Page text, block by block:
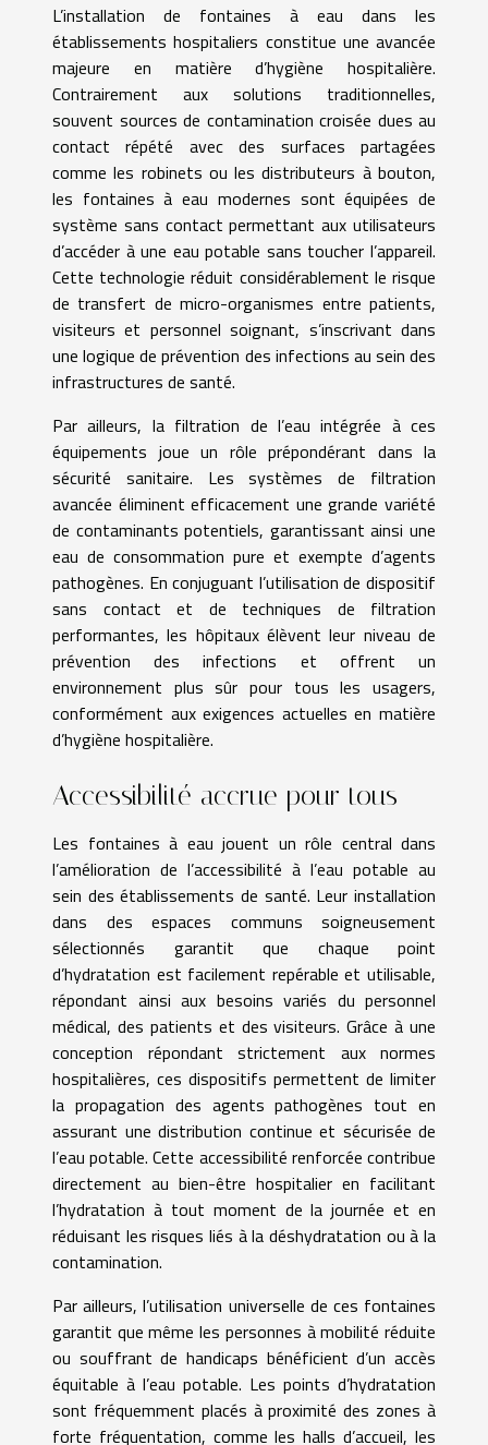
L’installation de fontaines à eau dans les
établissements hospitaliers constitue une avancée
majeure en matière d’hygiène hospitalière.
Contrairement aux solutions traditionnelles,
souvent sources de contamination croisée dues au
contact répété avec des surfaces partagées
comme les robinets ou les distributeurs à bouton,
les fontaines à eau modernes sont équipées de
système sans contact permettant aux utilisateurs
d’accéder à une eau potable sans toucher l’appareil.
Cette technologie réduit considérablement le risque
de transfert de micro-organismes entre patients,
visiteurs et personnel soignant, s’inscrivant dans
une logique de prévention des infections au sein des
infrastructures de santé.
Par ailleurs, la filtration de l’eau intégrée à ces
équipements joue un rôle prépondérant dans la
sécurité sanitaire. Les systèmes de filtration
avancée éliminent efficacement une grande variété
de contaminants potentiels, garantissant ainsi une
eau de consommation pure et exempte d’agents
pathogènes. En conjuguant l’utilisation de dispositif
sans contact et de techniques de filtration
performantes, les hôpitaux élèvent leur niveau de
prévention des infections et offrent un
environnement plus sûr pour tous les usagers,
conformément aux exigences actuelles en matière
d’hygiène hospitalière.
Accessibilité accrue pour tous
Les fontaines à eau jouent un rôle central dans
l’amélioration de l’accessibilité à l’eau potable au
sein des établissements de santé. Leur installation
dans des espaces communs soigneusement
sélectionnés garantit que chaque point
d’hydratation est facilement repérable et utilisable,
répondant ainsi aux besoins variés du personnel
médical, des patients et des visiteurs. Grâce à une
conception répondant strictement aux normes
hospitalières, ces dispositifs permettent de limiter
la propagation des agents pathogènes tout en
assurant une distribution continue et sécurisée de
l’eau potable. Cette accessibilité renforcée contribue
directement au bien-être hospitalier en facilitant
l’hydratation à tout moment de la journée et en
réduisant les risques liés à la déshydratation ou à la
contamination.
Par ailleurs, l’utilisation universelle de ces fontaines
garantit que même les personnes à mobilité réduite
ou souffrant de handicaps bénéficient d’un accès
équitable à l’eau potable. Les points d’hydratation
sont fréquemment placés à proximité des zones à
forte fréquentation, comme les halls d’accueil, les